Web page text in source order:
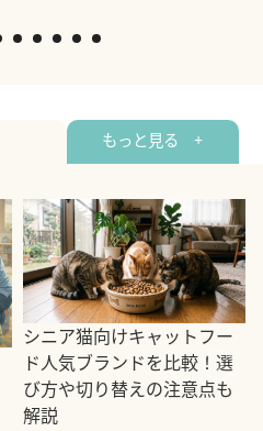
もっと見る +
シニア猫向けキャットフー
ド人気ブランドを比較！選
び方や切り替えの注意点も
解説